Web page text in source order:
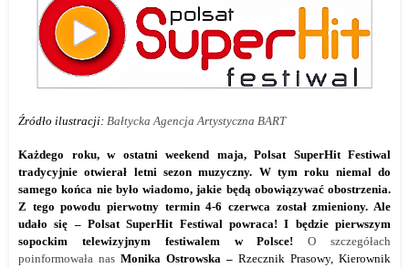
Źródło ilustracji: Bałtycka Agencja Artystyczna BART
Każdego roku, w ostatni weekend maja, Polsat SuperHit Festiwal
tradycyjnie otwierał letni sezon muzyczny. W tym roku niemal do
samego końca nie było wiadomo, jakie będą obowiązywać obostrzenia.
Z tego powodu pierwotny termin 4-6 czerwca został zmieniony. Ale
udało się – Polsat SuperHit Festiwal powraca! I będzie pierwszym
sopockim telewizyjnym festiwalem w Polsce!O szczegółach
poinformowała nas Monika Ostrowska – Rzecznik Prasowy, Kierownik